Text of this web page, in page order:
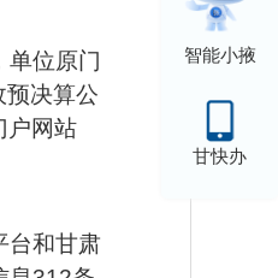
智能小掖
甘快办
单位原门
预决算公
户网站
台和甘肃